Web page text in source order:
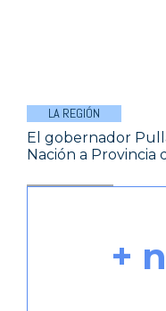
LA REGIÓN
El gobernador
Nación a Provincia
+